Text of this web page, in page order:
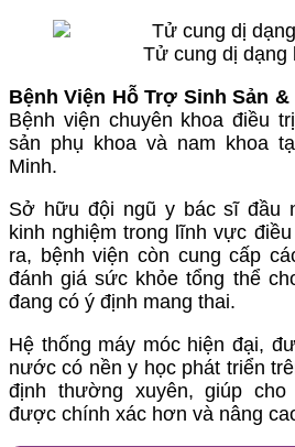
Tử cung dị dạng
Bệnh Viện Hỗ Trợ Sinh Sản
Bệnh viện chuyên khoa điều
sản phụ khoa và nam khoa
Minh.
Sở hữu đội ngũ y bác sĩ đầu
kinh nghiệm trong lĩnh vực
ra, bệnh viện còn cung cấp
đánh giá sức khỏe tổng thể
đang có ý định mang thai.
Hệ thống máy móc hiện đại,
nước có nền y học phát triển
định thường xuyên, giúp
được chính xác hơn và nâng